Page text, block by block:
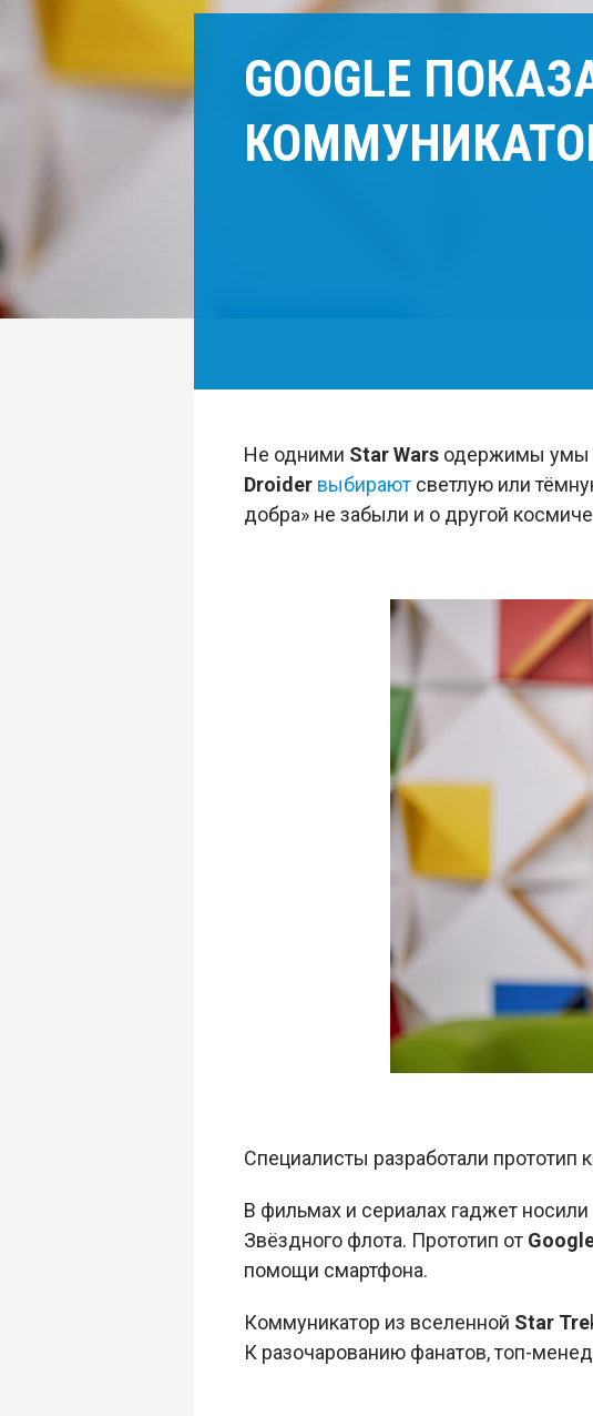
GOOGLE
Не одними Star Warsодержимы умы и
Droider выбираютсветлую или
добра» не забыли и о другой
Специалисты разработали прототип
В фильмах и сериалах гаджет
Звёздного флота. Прототип от
помощи смартфона.
Коммуникатор из вселенной Star Tre
К разочарованию фанатов, топ-